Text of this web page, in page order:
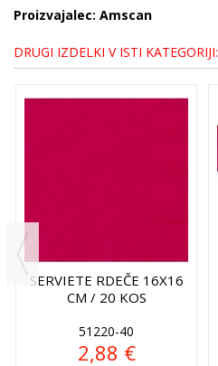
Proizvajalec: Amscan
DRUGI IZDELKI V ISTI KATEGORIJI:
SERVIETE RDEČE 16X16
CM / 20 KOS
51220-40
2,88 €